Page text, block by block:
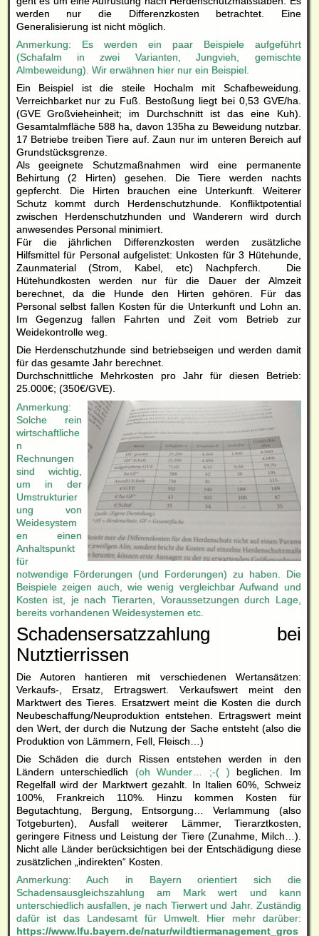
werden nur die Differenzkosten betrachtet. Eine
Generalisierung ist nicht möglich.
Anmerkung: Es werden ein paar Beispiele aufgeführt
(Schafalm in zwei Varianten, Jungvieh, gemischte
Almbeweidung). Wir erwähnen hier nur ein Beispiel.
Ein Beispiel ist die steile Hochalm mit Schafbeweidung.
Verreichbarket nur zu Fuß. Bestoßung liegt bei 0,53 GVE/ha.
(GVE Großvieheinheit; im Durchschnitt ist das eine Kuh).
Gesamtalmfläche 588 ha, davon 135ha zu Beweidung nutzbar.
17 Betriebe treiben Tiere auf. Zaun nur im unteren Bereich auf
Grundstücksgrenze.
Als geeignete Schutzmaßnahmen wird eine permanente
Behirtung (2 Hirten) gesehen. Die Tiere werden nachts
gepfercht. Die Hirten brauchen eine Unterkunft. Weiterer
Schutz kommt durch Herdenschutzhunde. Konfliktpotential
zwischen Herdenschutzhunden und Wanderern wird durch
anwesendes Personal minimiert.
Für die jährlichen Differenzkosten werden zusätzliche
Hilfsmittel für Personal aufgelistet: Unkosten für 3 Hütehunde,
Zaunmaterial (Strom, Kabel, etc) Nachpferch. Die
Hütehundkosten werden nur für die Dauer der Almzeit
berechnet, da die Hunde den Hirten gehören. Für das
Personal selbst fallen Kosten für die Unterkunft und Lohn an.
Im Gegenzug fallen Fahrten und Zeit vom Betrieb zur
Weidekontrolle weg.
Die Herdenschutzhunde sind betriebseigen und werden damit
für das gesamte Jahr berechnet.
Durchschnittliche Mehrkosten pro Jahr für diesen Betrieb:
25.000€; (350€/GVE).
Anmerkung:
Solche rein
wirtschaftliche
n
Rechnungen
sind wichtig,
um in der
Umstrukturier
ung von
Weidesystem
en einen
Anhaltspunkt
für
notwendige Förderungen (und Forderungen) zu haben. Die
Beispiele zeigen auch, wie wenig vergleichbar Aufwand und
Kosten ist, je nach Tierarten, Voraussetzungen durch Lage,
bereits vorhandenen Weidesystemen etc.
Schadensersatzzahlung bei
Nutztierrissen
Die Autoren hantieren mit verschiedenen Wertansätzen:
Verkaufs-, Ersatz, Ertragswert. Verkaufswert meint den
Marktwert des Tieres. Ersatzwert meint die Kosten die durch
Neubeschaffung/Neuproduktion entstehen. Ertragswert meint
den Wert, der durch die Nutzung der Sache entsteht (also die
Produktion von Lämmern, Fell, Fleisch…)
Die Schäden die durch Rissen entstehen werden in den
Ländern unterschiedlich (oh Wunder… ;-( ) beglichen. Im
Regelfall wird der Marktwert gezahlt. In Italien 60%, Schweiz
100%, Frankreich 110%. Hinzu kommen Kosten für
Begutachtung, Bergung, Entsorgung… Verlammung (also
Totgeburten), Ausfall weiterer Lämmer, Tierarztkosten,
geringere Fitness und Leistung der Tiere (Zunahme, Milch…).
Nicht alle Länder berücksichtigen bei der Entschädigung diese
zusätzlichen „indirekten“ Kosten.
Anmerkung: Auch in Bayern orientiert sich die
Schadensausgleichszahlung am Mark wert und kann
unterschiedlich ausfallen, je nach Tierwert und Jahr. Zuständig
dafür ist das Landesamt für Umwelt. Hier mehr darüber:
https://www.lfu.bayern.de/natur/wildtiermanagement_gros